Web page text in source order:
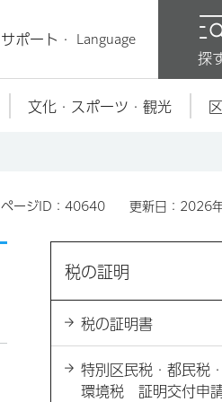
サポート・ Language
探
文化・スポーツ・観光
ページID：40640 更新日：2026
税の証明
税の証明書
特別区民税・都民税
環境税 証明交付申